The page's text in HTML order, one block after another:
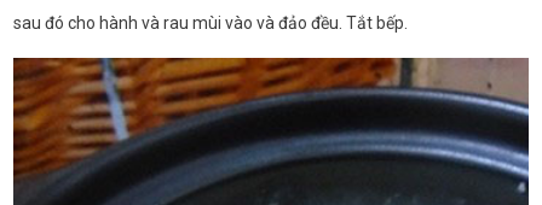
sau đó cho hành và rau mùi vào và đảo đều. Tắt bếp.